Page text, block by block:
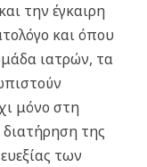
την έγκαιρη
και όπου
ιατρών, τα
μόνο στη
διατήρηση της
των